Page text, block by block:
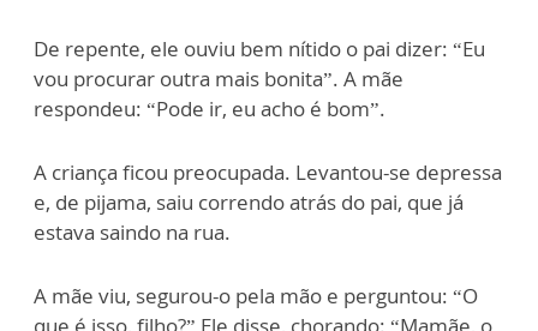
De repente, ele ouviu bem nítido o pai dizer: “Eu
vou procurar outra mais bonita”. A mãe
respondeu: “Pode ir, eu acho é bom”.
A criança ficou preocupada. Levantou-se depressa
e, de pijama, saiu correndo atrás do pai, que já
estava saindo na rua.
A mãe viu, segurou-o pela mão e perguntou: “O
que é isso, filho?” Ele disse, chorando: “Mamãe, o